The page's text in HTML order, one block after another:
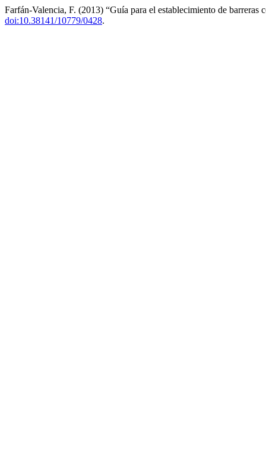
Farfán-Valencia, F. (2013) “Guía para el establecimiento de barreras
doi:10.38141/10779/0428.